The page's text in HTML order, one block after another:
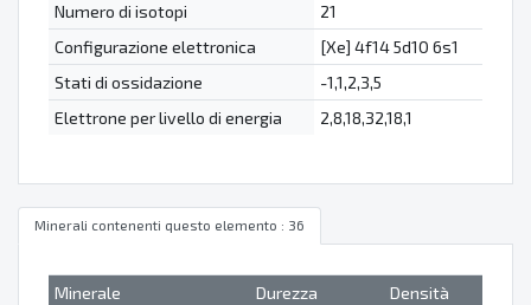
Numero di isotopi
21
Configurazione elettronica
[Xe] 4f14 5d10 6s1
Stati di ossidazione
-1,1,2,3,5
Elettrone per livello di energia
2,8,18,32,18,1
Minerali contenenti questo elemento : 36
Minerale Durezza
Densità